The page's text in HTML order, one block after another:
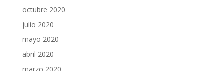
octubre 2020
julio 2020
mayo 2020
abril 2020
marzo 2020